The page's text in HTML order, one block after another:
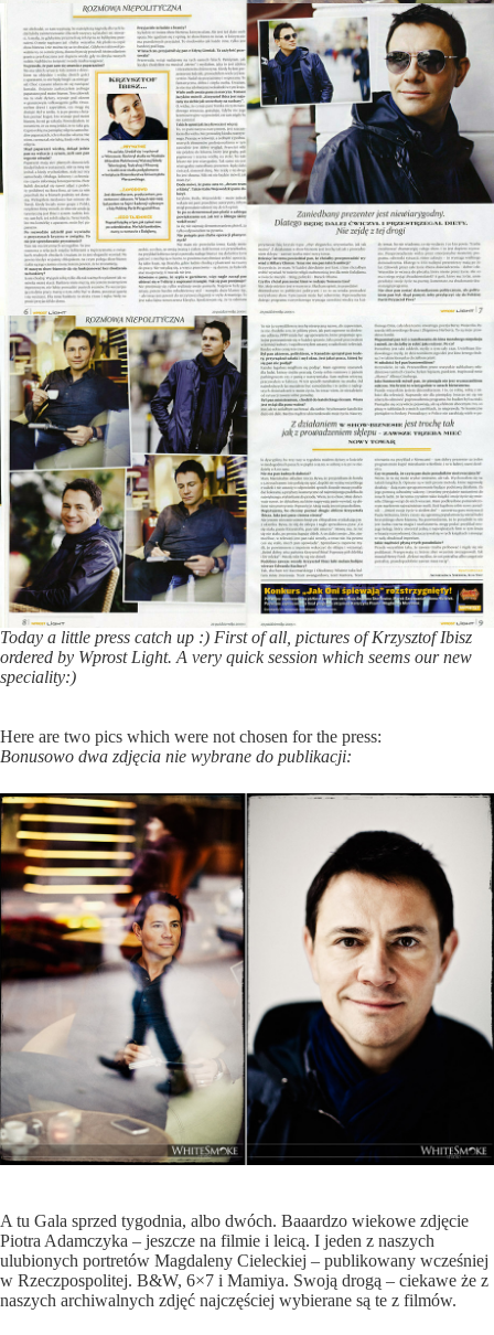
Today a little press catch up :) First of all, pictures of Krzysztof Ibisz
ordered by Wprost Light. A very quick session which seems our new
speciality:)
Here are two pics which were not chosen for the press:
Bonusowo dwa zdjęcia nie wybrane do publikacji:
A tu Gala sprzed tygodnia, albo dwóch. Baaardzo wiekowe zdjęcie
Piotra Adamczyka – jeszcze na filmie i leicą. I jeden z naszych
ulubionych portretów Magdaleny Cieleckiej – publikowany wcześniej
w Rzeczpospolitej. B&W, 6×7 i Mamiya. Swoją drogą – ciekawe że z
naszych archiwalnych zdjęć najczęściej wybierane są te z filmów.